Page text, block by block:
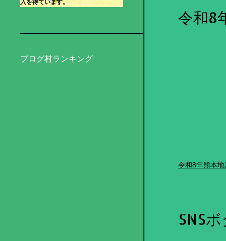
令和8
令和8年熊本
SNS
入を得ています。
ブログ村ランキング